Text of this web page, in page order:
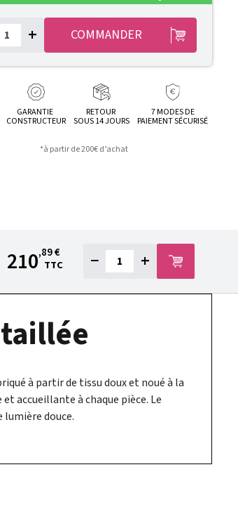
+ COMMANDER
GARANTIE
CONSTRUCTEUR
RETOUR
SOUS 14 JOURS
7 MODES DE
PAIEMENT SÉCURISÉ
*à partir de 200€ d’achat
210,89 €
TTC
− +
à partir de tissu doux et noué à la
accueillante à chaque pièce. Le
douce.